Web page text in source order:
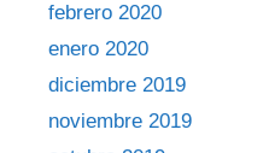
febrero 2020
enero 2020
diciembre 2019
noviembre 2019